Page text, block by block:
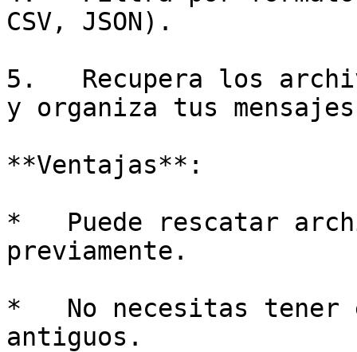
CSV, JSON).
5.   Recupera los
y organiza tus
**Ventajas**:
*   Puede rescatar
previamente.
*   No necesitas tener
antiguos.